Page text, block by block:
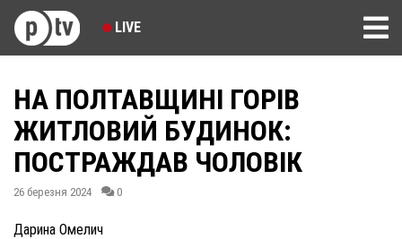
LIVE
НА ПОЛТАВЩИНІ ГОРІВ
ЖИТЛОВИЙ БУДИНОК:
ПОСТРАЖДАВ ЧОЛОВІК
26 березня 2024 0
Дарина Омелич